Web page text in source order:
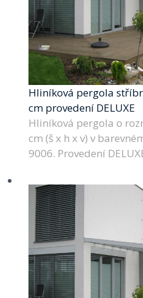
Hliníková pergola
cm provedení DELUXE
Hliníková pergola o
cm (š x h x v) v
9006. Provedení